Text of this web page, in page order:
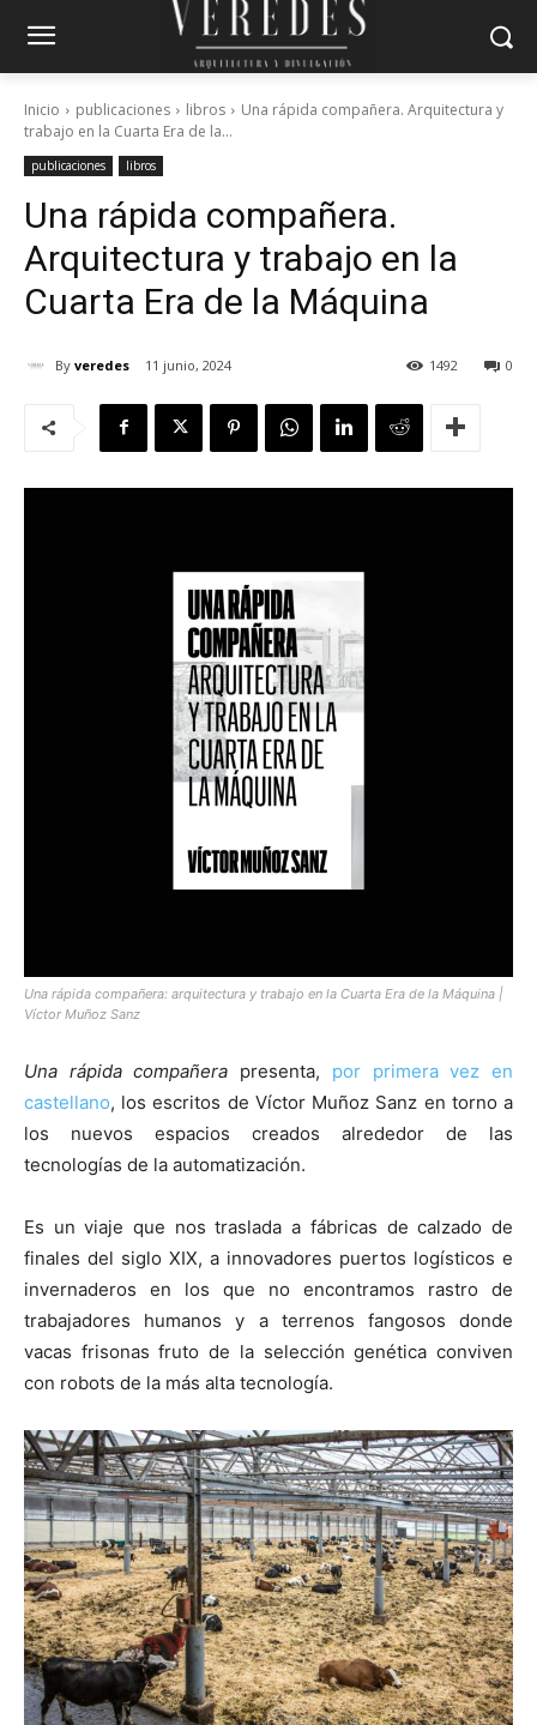
Inicio publicaciones libros
Una rápida compañera. Arquitectura y
trabajo en la Cuarta Era de la...
publicaciones libros
Una rápida compañera.
Arquitectura y trabajo en la
Cuarta Era de la Máquina
By veredes 11 junio, 2024 0
1492
Una rápida compañera: arquitectura y trabajo en la Cuarta Era de la Máquina |
Víctor Muñoz Sanz
Una rápida compañera presenta, por primera vez en
castellano, los escritos de Víctor Muñoz Sanz en torno a
los nuevos espacios creados alrededor de las
tecnologías de la automatización.
Es un viaje que nos traslada a fábricas de calzado de
finales del siglo XIX, a innovadores puertos logísticos e
invernaderos en los que no encontramos rastro de
trabajadores humanos y a terrenos fangosos donde
vacas frisonas fruto de la selección genética conviven
con robots de la más alta tecnología.